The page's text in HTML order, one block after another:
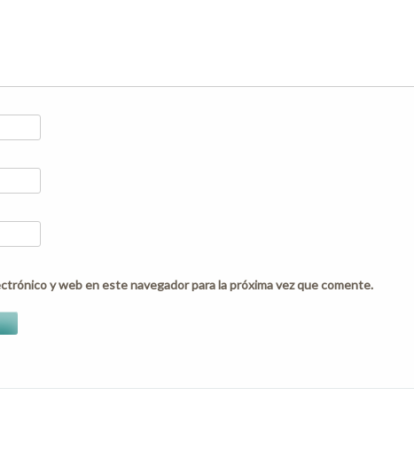
y web en este navegador para la próxima vez que comente.